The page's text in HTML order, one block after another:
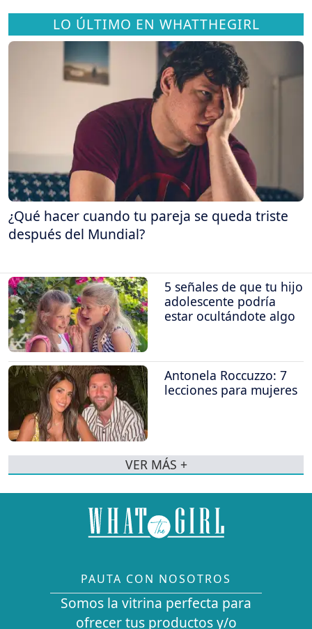
LO ÚLTIMO EN WHATTHEGIRL
¿Qué hacer cuando tu pareja se queda triste
después del Mundial?
5 señales de que tu hijo
adolescente podría
estar ocultándote algo
Antonela Roccuzzo: 7
lecciones para mujeres
VER MÁS +
PAUTA CON NOSOTROS
Somos la vitrina perfecta para
ofrecer tus productos y/o